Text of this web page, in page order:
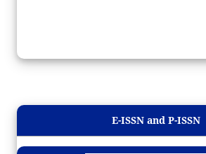
E-ISSN and P-ISSN